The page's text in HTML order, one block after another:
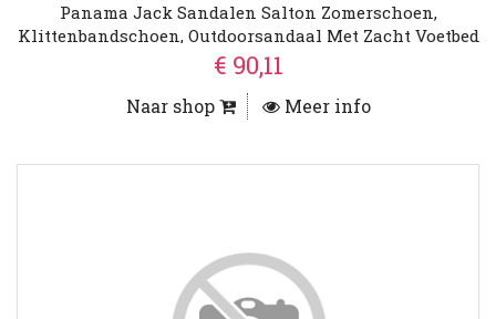
Panama Jack Sandalen Salton Zomerschoen,
Klittenbandschoen, Outdoorsandaal Met Zacht Voetbed
€ 90,11
Naar shop Meer info